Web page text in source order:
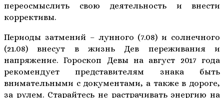
переосмыслить свою деятельность и внести
коррективы.
Периоды затмений – лунного (7.08) и солнечного
(21.08) внесут в жизнь Дев переживания и
напряжение. Гороскоп Девы на август 2017 года
рекомендует представителям знака быть
внимательными с документами, а также в дороге,
за рулем. Старайтесь не растрачивать энергию на